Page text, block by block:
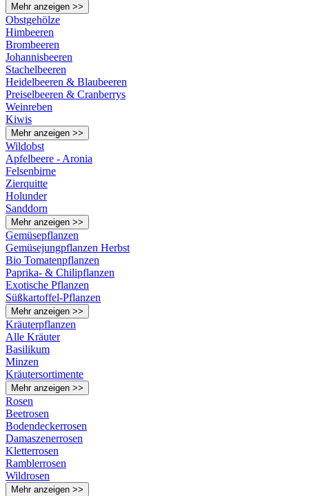
Mehr anzeigen >>
Obstgehölze
Himbeeren
Brombeeren
Johannisbeeren
Stachelbeeren
Heidelbeeren & Blaubeeren
Preiselbeeren & Cranberrys
Weinreben
Kiwis
Mehr anzeigen >>
Wildobst
Apfelbeere - Aronia
Felsenbirne
Zierquitte
Holunder
Sanddorn
Mehr anzeigen >>
Gemüsepflanzen
Gemüsejungpflanzen Herbst
Bio Tomatenpflanzen
Paprika- & Chilipflanzen
Exotische Pflanzen
Süßkartoffel-Pflanzen
Mehr anzeigen >>
Kräuterpflanzen
Alle Kräuter
Basilikum
Minzen
Kräutersortimente
Mehr anzeigen >>
Rosen
Beetrosen
Bodendeckerrosen
Damaszenerrosen
Kletterrosen
Ramblerrosen
Wildrosen
Mehr anzeigen >>